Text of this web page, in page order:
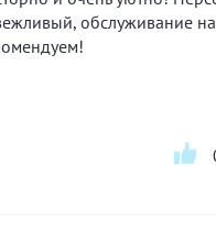
обслуживание